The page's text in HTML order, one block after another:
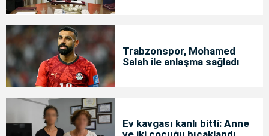
Trabzonspor, Mohamed
Salah ile anlaşma sağladı
Ev kavgası kanlı bitti: Anne